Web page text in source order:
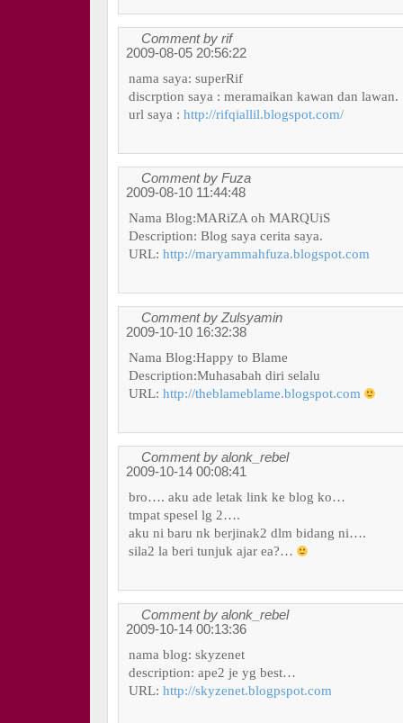
Comment by rif
2009-08-05 20:56:22
nama saya: superRif
discrption saya : meramaikan kawan dan lawan.
url saya : http://rifqiallil.blogspot.com/
Comment by Fuza
2009-08-10 11:44:48
Nama Blog:MARiZA oh MARQUiS
Description: Blog saya cerita saya.
URL: http://maryammahfuza.blogspot.com
Comment by Zulsyamin
2009-10-10 16:32:38
Nama Blog:Happy to Blame
Description:Muhasabah diri selalu
URL: http://theblameblame.blogspot.com
Comment by alonk_rebel
2009-10-14 00:08:41
bro…. aku ade letak link ke blog ko…
tmpat spesel lg 2….
aku ni baru nk berjinak2 dlm bidang ni….
sila2 la beri tunjuk ajar ea?…
Comment by alonk_rebel
2009-10-14 00:13:36
nama blog: skyzenet
description: ape2 je yg best…
URL: http://skyzenet.blogpspot.com